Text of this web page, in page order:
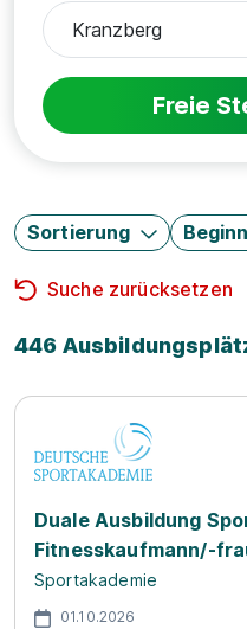
Freie
Sortierung Beginn
Suche zurücksetzen
446
Duale Ausbildung
Fitnesskaufmann/-
Sportakademie
01.10.2026